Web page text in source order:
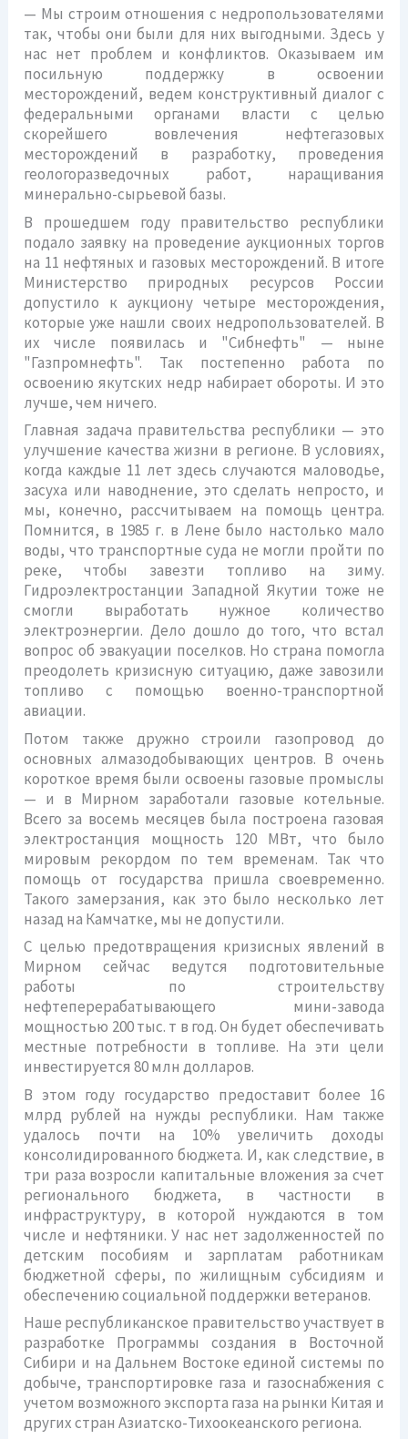
— Мы строим отношения с недропользователями
так, чтобы они были для них выгодными. Здесь у
нас нет проблем и конфликтов. Оказываем им
посильную поддержку в освоении
месторождений, ведем конструктивный диалог с
федеральными органами власти с целью
скорейшего вовлечения нефтегазовых
месторождений в разработку, проведения
геологоразведочных работ, наращивания
минерально-сырьевой базы.
В прошедшем году правительство республики
подало заявку на проведение аукционных торгов
на 11 нефтяных и газовых месторождений. В итоге
Министерство природных ресурсов России
допустило к аукциону четыре месторождения,
которые уже нашли своих недропользователей. В
их числе появилась и "Сибнефть" — ныне
"Газпромнефть". Так постепенно работа по
освоению якутских недр набирает обороты. И это
лучше, чем ничего.
Главная задача правительства республики — это
улучшение качества жизни в регионе. В условиях,
когда каждые 11 лет здесь случаются маловодье,
засуха или наводнение, это сделать непросто, и
мы, конечно, рассчитываем на помощь центра.
Помнится, в 1985 г. в Лене было настолько мало
воды, что транспортные суда не могли пройти по
реке, чтобы завезти топливо на зиму.
Гидроэлектростанции Западной Якутии тоже не
смогли выработать нужное количество
электроэнергии. Дело дошло до того, что встал
вопрос об эвакуации поселков. Но страна помогла
преодолеть кризисную ситуацию, даже завозили
топливо с помощью военно-транспортной
авиации.
Потом также дружно строили газопровод до
основных алмазодобывающих центров. В очень
короткое время были освоены газовые промыслы
— и в Мирном заработали газовые котельные.
Всего за восемь месяцев была построена газовая
электростанция мощность 120 МВт, что было
мировым рекордом по тем временам. Так что
помощь от государства пришла своевременно.
Такого замерзания, как это было несколько лет
назад на Камчатке, мы не допустили.
С целью предотвращения кризисных явлений в
Мирном сейчас ведутся подготовительные
работы по строительству
нефтеперерабатывающего мини-завода
мощностью 200 тыс. т в год. Он будет обеспечивать
местные потребности в топливе. На эти цели
инвестируется 80 млн долларов.
В этом году государство предоставит более 16
млрд рублей на нужды республики. Нам также
удалось почти на 10% увеличить доходы
консолидированного бюджета. И, как следствие, в
три раза возросли капитальные вложения за счет
регионального бюджета, в частности в
инфраструктуру, в которой нуждаются в том
числе и нефтяники. У нас нет задолженностей по
детским пособиям и зарплатам работникам
бюджетной сферы, по жилищным субсидиям и
обеспечению социальной поддержки ветеранов.
Наше республиканское правительство участвует в
разработке Программы создания в Восточной
Сибири и на Дальнем Востоке единой системы по
добыче, транспортировке газа и газоснабжения с
учетом возможного экспорта газа на рынки Китая и
других стран Азиатско-Тихоокеанского региона.